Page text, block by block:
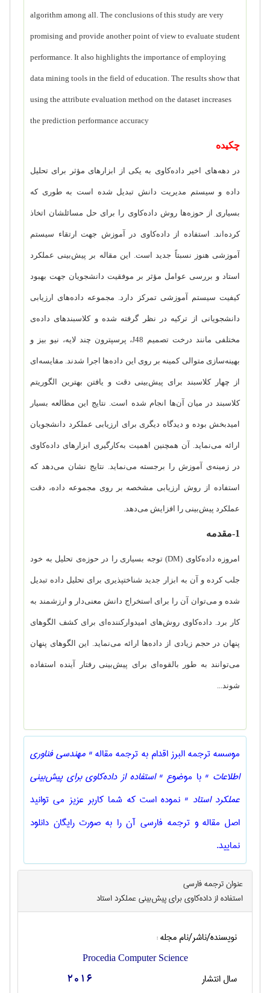
algorithm among all. The conclusions of this study are very
promising and provide another point of view to evaluate student
performance. It also highlights the importance of employing
data mining tools in the field of education. The results show that
using the attribute evaluation method on the dataset increases
the prediction performance accuracy
چکیده
در دهه‌های اخیر داده‌کاوی به یکی از ابزارهای مؤثر برای تحلیل
داده و سیستم مدیریت دانش تبدیل شده است به طوری که
بسیاری از حوزه‌ها روش داده‌کاوی را برای حل مسائلشان اتخاذ
کرده‌اند. استفاده از داده‌کاوی در آموزش جهت ارتقاء سیستم
آموزشی هنوز نسبتاً جدید است. این مقاله بر پیش‌بینی عملکرد
استاد و بررسی عوامل مؤثر بر موفقیت دانشجویان جهت بهبود
کیفیت سیستم آموزشی تمرکز دارد. مجموعه داده‌های ارزیابی
دانشجویانی از ترکیه در نظر گرفته شده و کلاسبندهای داده‌ی
مختلفی مانند درخت تصمیم J48، پرسپترون چند لایه، نیو بیز و
بهینه‌سازی متوالی کمینه بر روی این داده‌ها اجرا شدند. مقایسه‌ای
از چهار کلاسبند برای پیش‌بینی دقت و یافتن بهترین الگوریتم
کلاسبند در میان آن‌ها انجام شده است. نتایج این مطالعه بسیار
امیدبخش بوده و دیدگاه دیگری برای ارزیابی عملکرد دانشجویان
ارائه می‌نماید. آن همچنین اهمیت به‌کارگیری ابزارهای داده‌کاوی
در زمینه‌ی آموزش را برجسته می‌نماید. نتایج نشان می‌دهد که
استفاده از روش ارزیابی مشخصه بر روی مجموعه داده، دقت
عملکرد پیش‌بینی را افزایش می‌دهد.
1- مقدمه
امروزه داده‌کاوی (DM) توجه بسیاری را در حوزه‌ی تحلیل به خود
جلب کرده و آن به ابزار جدید شناخت­پذیری برای تحلیل داده تبدیل
شده و می‌توان آن را برای استخراج دانش معنی‌دار و ارزشمند به
کار برد. داده‌کاوی روش‌های امیدوارکننده‌ای برای کشف الگوهای
پنهان در حجم زیادی از داده‌ها ارائه می‌نماید. این الگوهای پنهان
می‌توانند به طور بالقوه‌ای برای پیش‌بینی رفتار آینده استفاده
شوند...
موسسه ترجمه البرز اقدام به ترجمه مقاله" مهندسی فناوری
اطلاعات " با موضوع " استفاده از داده‌کاوی برای پیش‌بینی
عملکرد استاد " نموده است که شما کاربر عزیز می توانید
اصل مقاله و ترجمه فارسی آن را به صورت رایگان دانلود
نمایید.
عنوان ترجمه فارسی
استفاده از داده‌کاوی برای پیش‌بینی عملکرد استاد
نویسنده/ناشر/نام مجله :
Procedia Computer Science
سال انتشار 2016